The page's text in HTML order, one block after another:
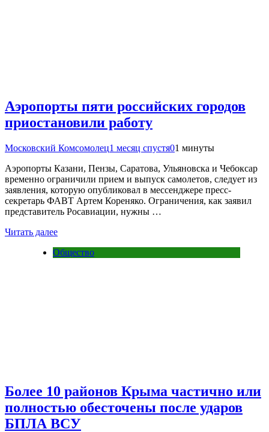
Аэропорты пяти российских городов
приостановили работу
Московский Комсомолец1 месяц спустя01 минуты
Аэропорты Казани, Пензы, Саратова, Ульяновска и Чебоксар
временно ограничили прием и выпуск самолетов, следует из
заявления, которую опубликовал в мессенджере пресс-
секретарь ФАВТ Артем Кореняко. Ограничения, как заявил
представитель Росавиации, нужны …
Читать далее
Общество
Более 10 районов Крыма частично или
полностью обесточены после ударов
БПЛА ВСУ